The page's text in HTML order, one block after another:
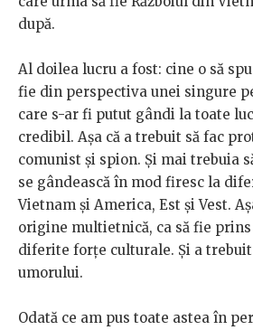
după.
Al doilea lucru a fost: cine o să
fie din perspectiva unei singure
care s-ar fi putut gândi la toate
credibil. Așa că a trebuit să fac
comunist și spion. Și mai trebuia
se gândească în mod firesc la
Vietnam și America, Est și Vest.
origine multietnică, ca să fie
diferite forțe culturale. Și a
umorului.
Odată ce am pus toate astea în